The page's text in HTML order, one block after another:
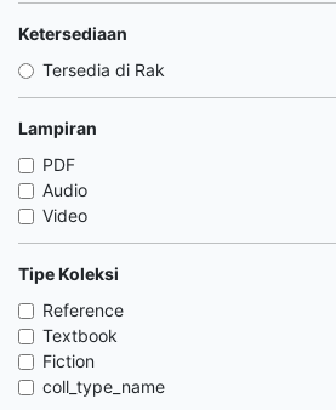
Ketersediaan
Tersedia di Rak
Lampiran
PDF
Audio
Video
Tipe Koleksi
Reference
Textbook
Fiction
coll_type_name